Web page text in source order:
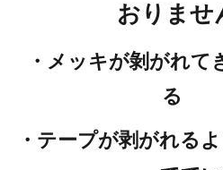
おりませ
・メッキが剝がれて
・テープが剥がれる